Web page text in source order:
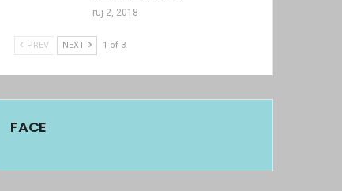
ruj 2, 2018
PREV NEXT 1 of 3
FACE